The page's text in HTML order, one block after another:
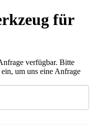
für
verfügbar. Bitte
um uns eine Anfrage